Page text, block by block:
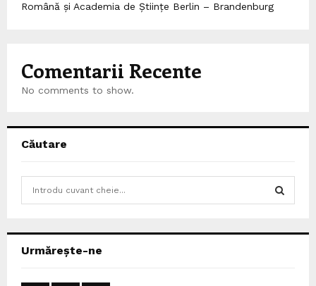
Română și Academia de Științe Berlin – Brandenburg
Comentarii Recente
No comments to show.
Căutare
h
Urmărește-ne